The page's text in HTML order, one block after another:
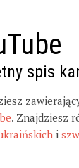
spis
. Znajdziesz
i